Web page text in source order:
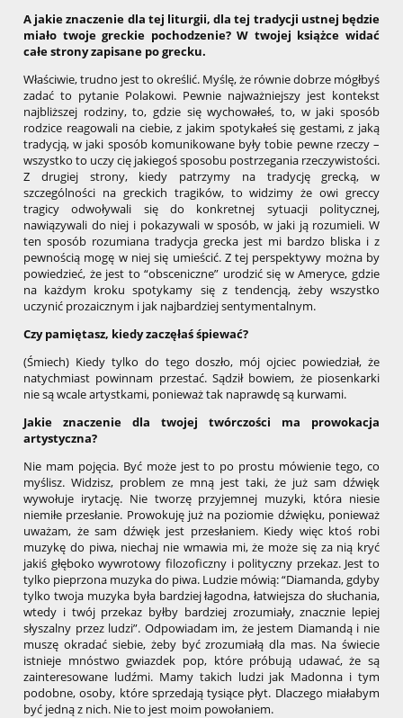
A jakie znaczenie dla tej liturgii, dla tej tradycji ustnej będzie
miało twoje greckie pochodzenie? W twojej książce widać
całe strony zapisane po grecku.
Właściwie, trudno jest to określić. Myślę, że równie dobrze mógłbyś
zadać to pytanie Polakowi. Pewnie najważniejszy jest kontekst
najbliższej rodziny, to, gdzie się wychowałeś, to, w jaki sposób
rodzice reagowali na ciebie, z jakim spotykałeś się gestami, z jaką
tradycją, w jaki sposób komunikowane były tobie pewne rzeczy –
wszystko to uczy cię jakiegoś sposobu postrzegania rzeczywistości.
Z drugiej strony, kiedy patrzymy na tradycję grecką, w
szczególności na greckich tragików, to widzimy że owi greccy
tragicy odwoływali się do konkretnej sytuacji politycznej,
nawiązywali do niej i pokazywali w sposób, w jaki ją rozumieli. W
ten sposób rozumiana tradycja grecka jest mi bardzo bliska i z
pewnością mogę w niej się umieścić. Z tej perspektywy można by
powiedzieć, że jest to “obsceniczne” urodzić się w Ameryce, gdzie
na każdym kroku spotykamy się z tendencją, żeby wszystko
uczynić prozaicznym i jak najbardziej sentymentalnym.
Czy pamiętasz, kiedy zaczęłaś śpiewać?
(Śmiech) Kiedy tylko do tego doszło, mój ojciec powiedział, że
natychmiast powinnam przestać. Sądził bowiem, że piosenkarki
nie są wcale artystkami, ponieważ tak naprawdę są kurwami.
Jakie znaczenie dla twojej twórczości ma prowokacja
artystyczna?
Nie mam pojęcia. Być może jest to po prostu mówienie tego, co
myślisz. Widzisz, problem ze mną jest taki, że już sam dźwięk
wywołuje irytację. Nie tworzę przyjemnej muzyki, która niesie
niemiłe przesłanie. Prowokuję już na poziomie dźwięku, ponieważ
uważam, że sam dźwięk jest przesłaniem. Kiedy więc ktoś robi
muzykę do piwa, niechaj nie wmawia mi, że może się za nią kryć
jakiś głęboko wywrotowy filozoficzny i polityczny przekaz. Jest to
tylko pieprzona muzyka do piwa. Ludzie mówią: “Diamanda, gdyby
tylko twoja muzyka była bardziej łagodna, łatwiejsza do słuchania,
wtedy i twój przekaz byłby bardziej zrozumiały, znacznie lepiej
słyszalny przez ludzi”. Odpowiadam im, że jestem Diamandą i nie
muszę okradać siebie, żeby być zrozumiałą dla mas. Na świecie
istnieje mnóstwo gwiazdek pop, które próbują udawać, że są
zainteresowane ludźmi. Mamy takich ludzi jak Madonna i tym
podobne, osoby, które sprzedają tysiące płyt. Dlaczego miałabym
być jedną z nich. Nie to jest moim powołaniem.